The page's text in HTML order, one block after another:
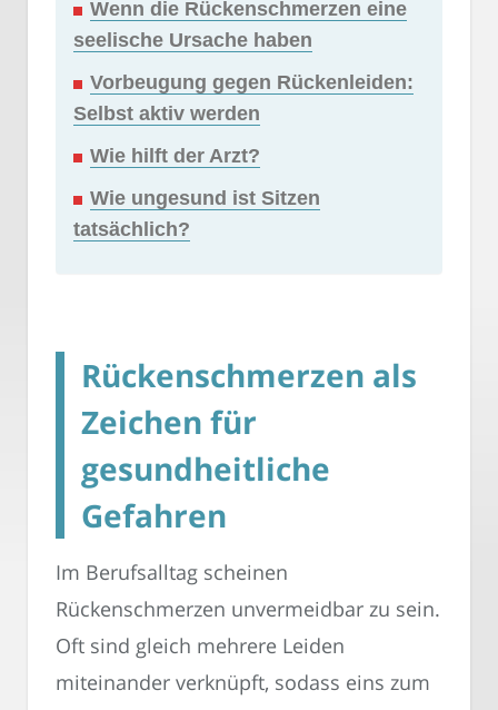
Wenn die Rückenschmerzen eine
seelische Ursache haben
Vorbeugung gegen Rückenleiden:
Selbst aktiv werden
Wie hilft der Arzt?
Wie ungesund ist Sitzen
tatsächlich?
Rückenschmerzen als
Zeichen für
gesundheitliche
Gefahren
Im Berufsalltag scheinen
Rückenschmerzen unvermeidbar zu sein.
Oft sind gleich mehrere Leiden
miteinander verknüpft, sodass eins zum